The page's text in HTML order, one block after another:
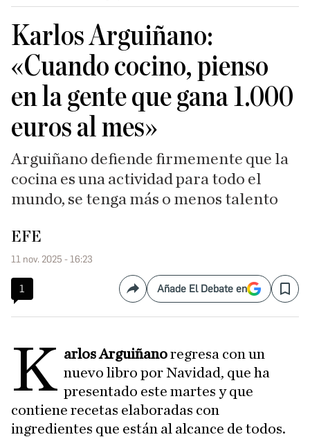
Karlos Arguiñano:
«Cuando cocino, pienso
en la gente que gana 1.000
euros al mes»
Arguiñano defiende firmemente que la
cocina es una actividad para todo el
mundo, se tenga más o menos talento
EFE
11 nov. 2025 - 16:23
1 CompartirAñade El Debate en Save
K arlos Arguiñanoregresa con un
nuevo libro por Navidad, que ha
presentado este martes y que
contiene recetas elaboradas con
ingredientes que están al alcance de todos.